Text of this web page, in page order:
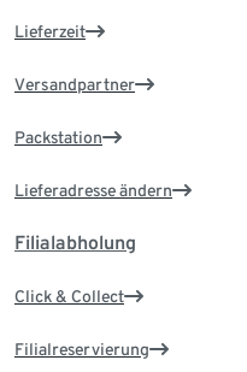
Lieferzeit
Versandpartner
Packstation
Lieferadresse ändern
Filialabholung
Click & Collect
Filialreservierung